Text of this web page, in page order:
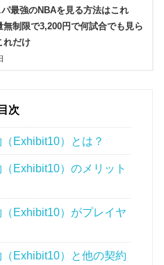
パ最強のNBAを見る方法はこれ
無制限で3,200円で何試合でも見ら
れだけ
目次
Exhibit10）とは？
Exhibit10）のメリット
Exhibit10）がプレイヤ
Exhibit10）と他の契約